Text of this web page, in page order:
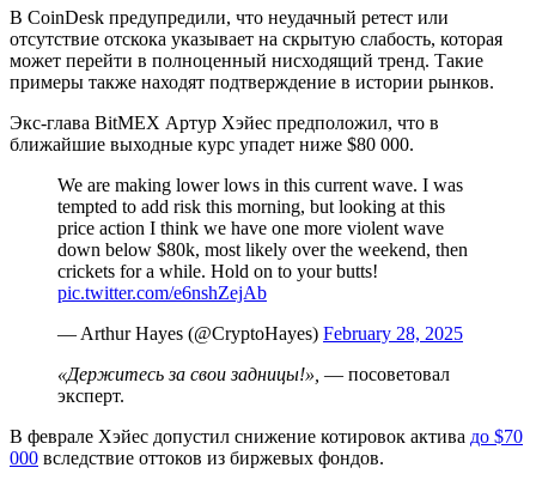
В CoinDesk предупредили, что неудачный ретест или
отсутствие отскока указывает на скрытую слабость, которая
может перейти в полноценный нисходящий тренд. Такие
примеры также находят подтверждение в истории рынков.
Экс-глава BitMEX Артур Хэйес предположил, что в
ближайшие выходные курс упадет ниже $80 000.
We are making lower lows in this current wave. I was
tempted to add risk this morning, but looking at this
price action I think we have one more violent wave
down below $80k, most likely over the weekend, then
crickets for a while. Hold on to your butts!
pic.twitter.com/e6nshZejAb
— Arthur Hayes (@CryptoHayes) February 28, 2025
«Держитесь за свои задницы!», — посоветовал
эксперт.
В феврале Хэйес допустил снижение котировок актива до $70
000 вследствие оттоков из биржевых фондов.